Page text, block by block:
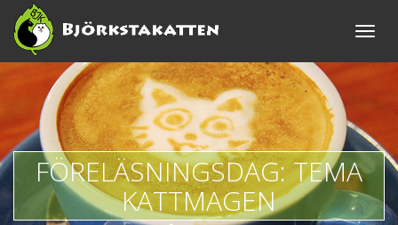
Toggle
FÖRELÄSNINGSDAG: TEMA
KATTMAGEN